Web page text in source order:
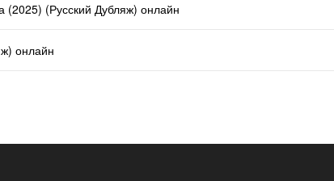
(Русский Дубляж) онлайн
онлайн